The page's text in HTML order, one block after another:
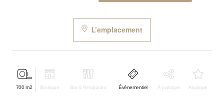
L’emplacement
700 m2 Boutique Bar & Restaurant Événementiel À partager Atypique